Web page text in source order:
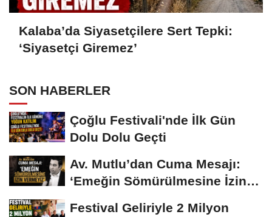
Kalaba’da Siyasetçilere Sert Tepki:
‘Siyasetçi Giremez’
SON HABERLER
Çoğlu Festivali'nde İlk Gün
Dolu Dolu Geçti
Av. Mutlu’dan Cuma Mesajı:
‘Emeğin Sömürülmesine İzin
Festival Geliriyle 2 Milyon